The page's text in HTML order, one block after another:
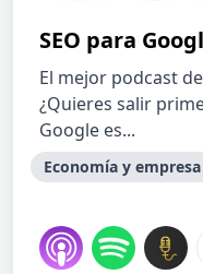
SEO para
El mejor podcast
¿Quieres salir
Google es...
Economía y empresa